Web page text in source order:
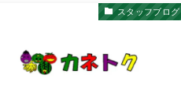
スタッフブログ